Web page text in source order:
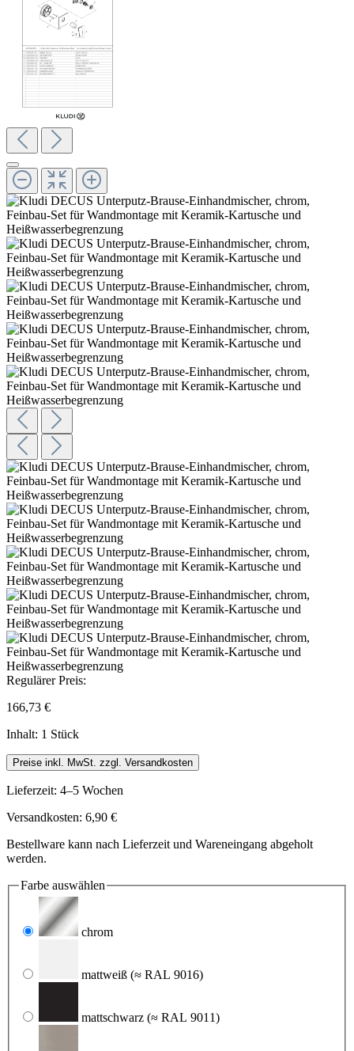
Regulärer Preis:
166,73 €
Inhalt: 1 Stück
Preise inkl. MwSt. zzgl. Versandkosten
Lieferzeit: 4–5 Wochen
Versandkosten: 6,90 €
Bestellware kann nach Lieferzeit und Wareneingang abgeholt
werden.
Farbe auswählen
chrom
mattweiß (≈ RAL 9016)
mattschwarz (≈ RAL 9011)